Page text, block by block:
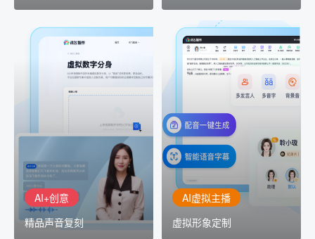
AI+创意
精品声音复刻
AI+创意
精品声音复刻
AI+创意：AIGC 能力集中
展示窗口，体验 AIGC 给
生活和生产带来的改变
AI虚拟主播
虚拟形象定制
讯飞智作：让每一个内容
创作者高效生产灵活定制